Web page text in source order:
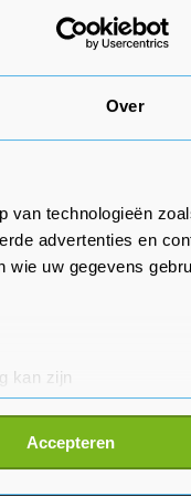
Over
van technologieën
advertenties en
wie uw gegevens
kan zijn
detailgedeelte
Accepteren